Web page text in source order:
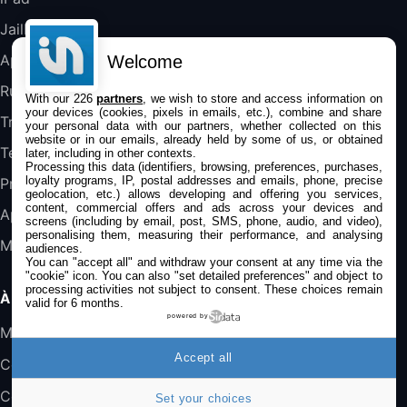
357,4€
Jeu FIFA 20 sur PC (code à télécharger)
45,98€57,99€Rue Du Commerce (Vendeur Tiers)
Jailbreak
Applications
Rumeurs
Trucs & astuces
Tests
Promos
Apple
Mac
À PROPOS
Mentions légales
Confidentialité
Contact
Welcome
With our 226partners , we wish to store and access information on
your devices (cookies, pixels in emails, etc.), combine and share
your personal data with our partners, whether collected on this
website or in our emails, already held by some of us, or obtained
later, including in other contexts.
Processing this data (identifiers, browsing, preferences, purchases,
loyalty programs, IP, postal addresses and emails, phone, precise
geolocation, etc.) allows developing and offering you services,
content, commercial offers and ads across your devices and
screens (including by email, post, SMS, phone, audio, and video),
personalising them, measuring their performance, and analysing
audiences.
You can "accept all" and withdraw your consent at any time via the
"cookie" icon. You can also "set detailed preferences" and object to
processing activities not subject to consent. These choices remain
valid for 6 months.
powered by
Set your choices
Accept all